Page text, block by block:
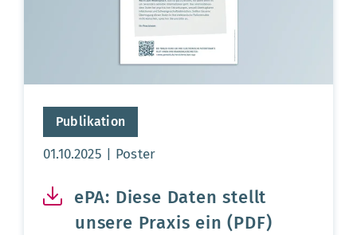
Publikation
Aktualisierungsdatum:
01.10.2025 Poster
ePA: Diese Daten stellt
unsere Praxis ein (PDF)